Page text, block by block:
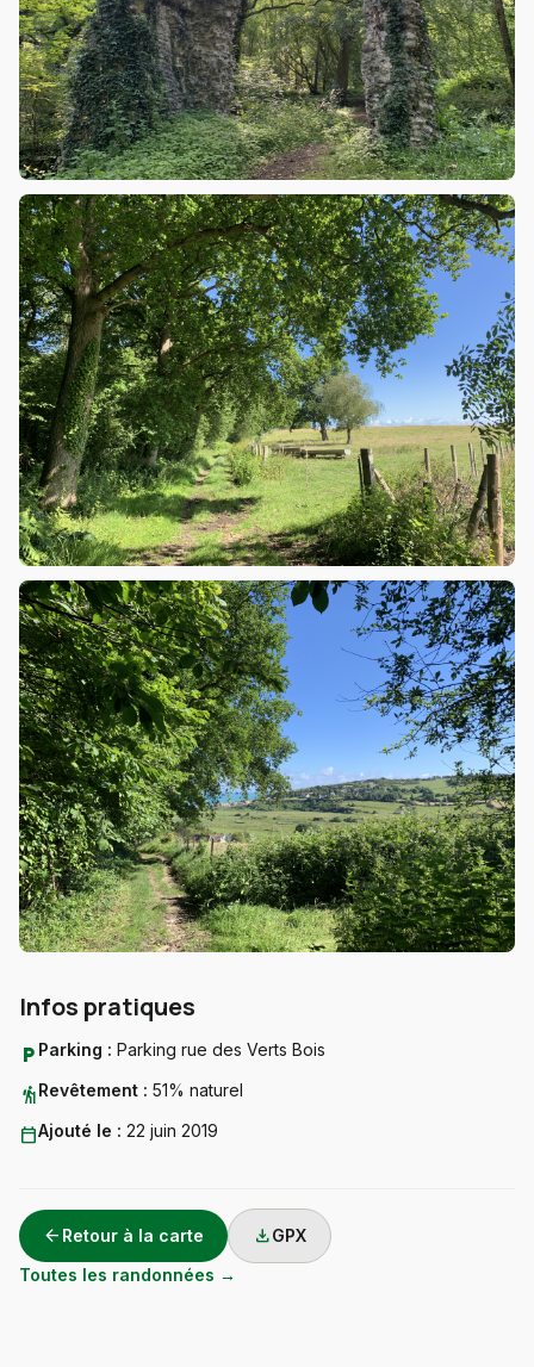
Infos pratiques
local_parking Parking : Parking rue des Verts Bois
hikingRevêtement : 51% naturel
calendar_todayAjouté le : 22 juin 2019
arrow_back Retour à la carte downloadGPX
Toutes les randonnées →